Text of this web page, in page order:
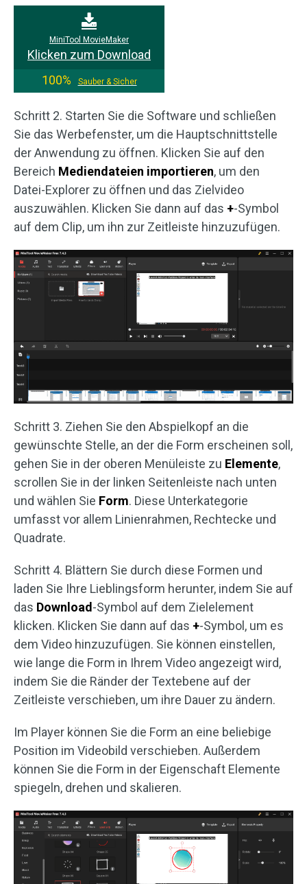
MiniTool MovieMaker
Klicken zum Download
100%
Sauber & Sicher
Schritt 2. Starten Sie die Software und schließen
Sie das Werbefenster, um die Hauptschnittstelle
der Anwendung zu öffnen. Klicken Sie auf den
Bereich Mediendateien importieren, um den
Datei-Explorer zu öffnen und das Zielvideo
auszuwählen. Klicken Sie dann auf das +-Symbol
auf dem Clip, um ihn zur Zeitleiste hinzuzufügen.
Schritt 3. Ziehen Sie den Abspielkopf an die
gewünschte Stelle, an der die Form erscheinen soll,
gehen Sie in der oberen Menüleiste zu Elemente,
scrollen Sie in der linken Seitenleiste nach unten
und wählen Sie Form. Diese Unterkategorie
umfasst vor allem Linienrahmen, Rechtecke und
Quadrate.
Schritt 4. Blättern Sie durch diese Formen und
laden Sie Ihre Lieblingsform herunter, indem Sie auf
das Download -Symbol auf dem Zielelement
klicken. Klicken Sie dann auf das +-Symbol, um es
dem Video hinzuzufügen. Sie können einstellen,
wie lange die Form in Ihrem Video angezeigt wird,
indem Sie die Ränder der Textebene auf der
Zeitleiste verschieben, um ihre Dauer zu ändern.
Im Player können Sie die Form an eine beliebige
Position im Videobild verschieben. Außerdem
können Sie die Form in der Eigenschaft Elemente
spiegeln, drehen und skalieren.